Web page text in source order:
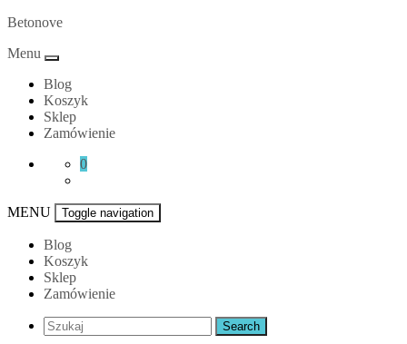
Skip
content
Betonove
Menu
Blog
Koszyk
Sklep
Zamówienie
0
MENU Toggle navigation
Blog
Koszyk
Sklep
Zamówienie